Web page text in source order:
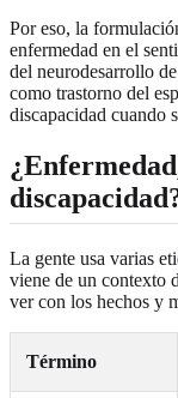
Por eso, la
enfermedad en el
del neurodesarrollo
como trastorno del
discapacidad cuando
La gente usa varias
viene de un contexto
ver con los hechos y
Término